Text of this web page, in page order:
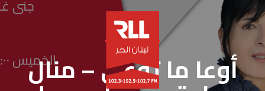
اوعا ما توعى
أوعا ما توعى – منال